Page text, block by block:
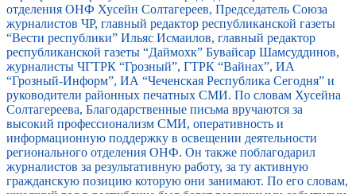
отделения ОНФ Хусейн Солтагереев, Председатель Союза
журналистов ЧР, главный редактор республиканской газеты
“Вести республики” Ильяс Исмаилов, главный редактор
республиканской газеты “Даймохк” Бувайсар Шамсуддинов,
журналисты ЧГТРК “Грозный”, ГТРК “Вайнах”, ИА
“Грозный-Информ”, ИА “Чеченская Республика Сегодня” и
руководители районных печатных СМИ. По словам Хусейна
Солтагереева, Благодарственные письма вручаются за
высокий профессионализм СМИ, оперативность и
информационную поддержку в освещении деятельности
регионального отделения ОНФ. Он также поблагодарил
журналистов за результативную работу, за ту активную
гражданскую позицию которую они занимают. По его словам,